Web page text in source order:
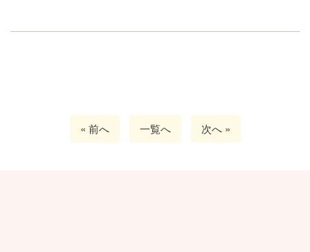
« 前へ 一覧へ 次へ »